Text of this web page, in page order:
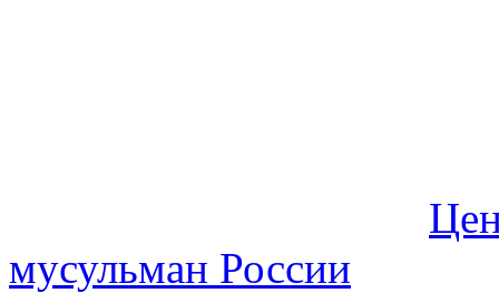
мусульман России